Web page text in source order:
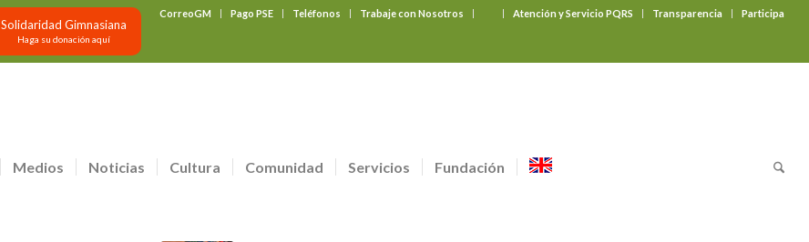
CorreoGM Pago PSE Teléfonos Trabaje con Nosotros Atención y Servicio PQRS Transparencia Participa
Solidaridad Gimnasiana
Haga su donación aquí
Medios Noticias Cultura Comunidad Servicios Fundación